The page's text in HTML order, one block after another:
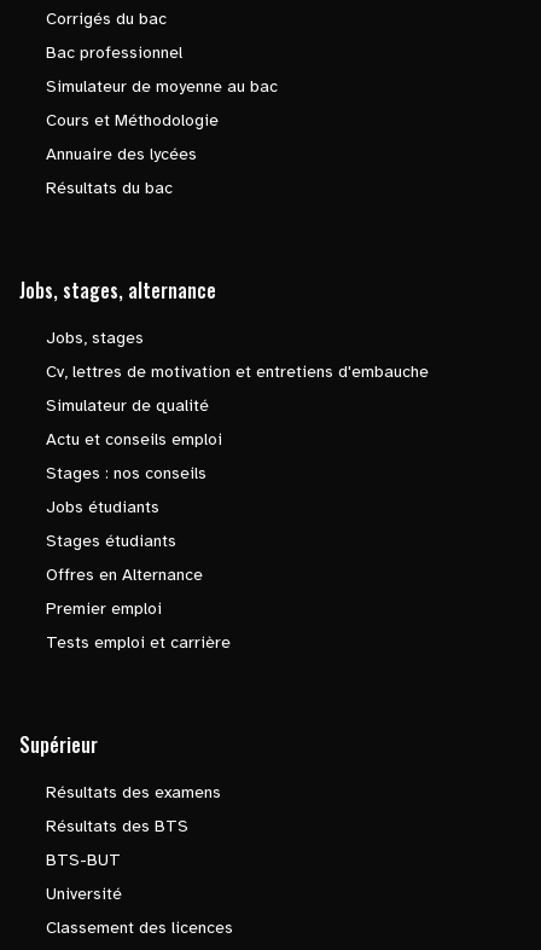
Corrigés du bac
Bac professionnel
Simulateur de moyenne au bac
Cours et Méthodologie
Annuaire des lycées
Résultats du bac
Jobs, stages, alternance
Jobs, stages
Cv, lettres de motivation et entretiens d'embauche
Simulateur de qualité
Actu et conseils emploi
Stages : nos conseils
Jobs étudiants
Stages étudiants
Offres en Alternance
Premier emploi
Tests emploi et carrière
Supérieur
Résultats des examens
Résultats des BTS
BTS-BUT
Université
Classement des licences